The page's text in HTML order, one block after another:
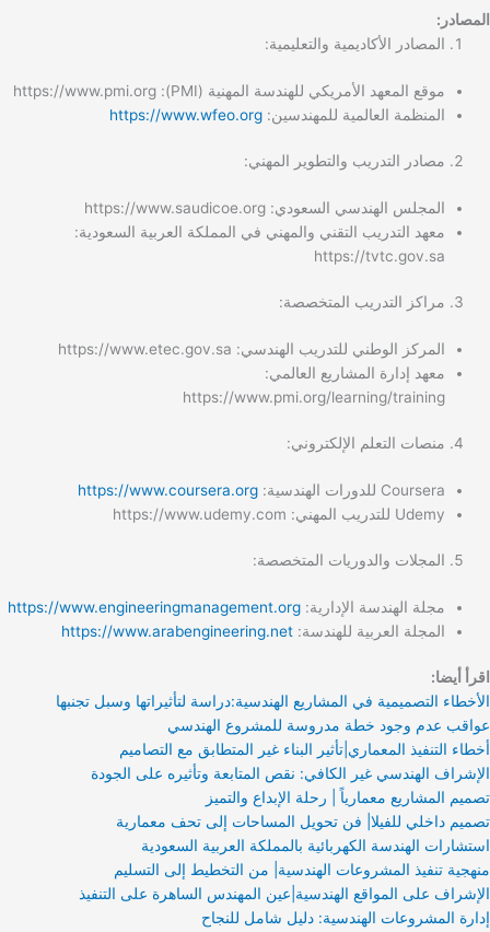
المصادر:
المصادر الأكاديمية والتعليمية:
موقع المعهد الأمريكي للهندسة المهنية (PMI): https://www.pmi.org
المنظمة العالمية للمهندسين: https://www.wfeo.org
مصادر التدريب والتطوير المهني:
المجلس الهندسي السعودي: https://www.saudicoe.org
معهد التدريب التقني والمهني في المملكة العربية السعودية:
https://tvtc.gov.sa
مراكز التدريب المتخصصة:
المركز الوطني للتدريب الهندسي: https://www.etec.gov.sa
معهد إدارة المشاريع العالمي:
https://www.pmi.org/learning/training
منصات التعلم الإلكتروني:
Coursera للدورات الهندسية:
https://www.coursera.org
Udemy للتدريب المهني: https://www.udemy.com
المجلات والدوريات المتخصصة:
مجلة الهندسة الإدارية: https://www.engineeringmanagement.org
المجلة العربية للهندسة: https://www.arabengineering.net
اقرأ أيضا:
الأخطاء التصميمية في المشاريع الهندسية:دراسة لتأثيراتها وسبل تجنبها
عواقب عدم وجود خطة مدروسة للمشروع الهندسي
أخطاء التنفيذ المعماري|تأثير البناء غير المتطابق مع التصاميم
الإشراف الهندسي غير الكافي: نقص المتابعة وتأثيره على الجودة
تصميم المشاريع معمارياً | رحلة الإبداع والتميز
تصميم داخلي للفيلا| فن تحويل المساحات إلى تحف معمارية
استشارات الهندسة الكهربائية بالمملكة العربية السعودية
منهجية تنفيذ المشروعات الهندسية| من التخطيط إلى التسليم
الإشراف على المواقع الهندسية|عين المهندس الساهرة على التنفيذ
إدارة المشروعات الهندسية: دليل شامل للنجاح